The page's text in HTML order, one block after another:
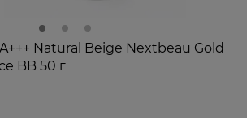
Natural Beige Nextbeau Gold
BB 50 г